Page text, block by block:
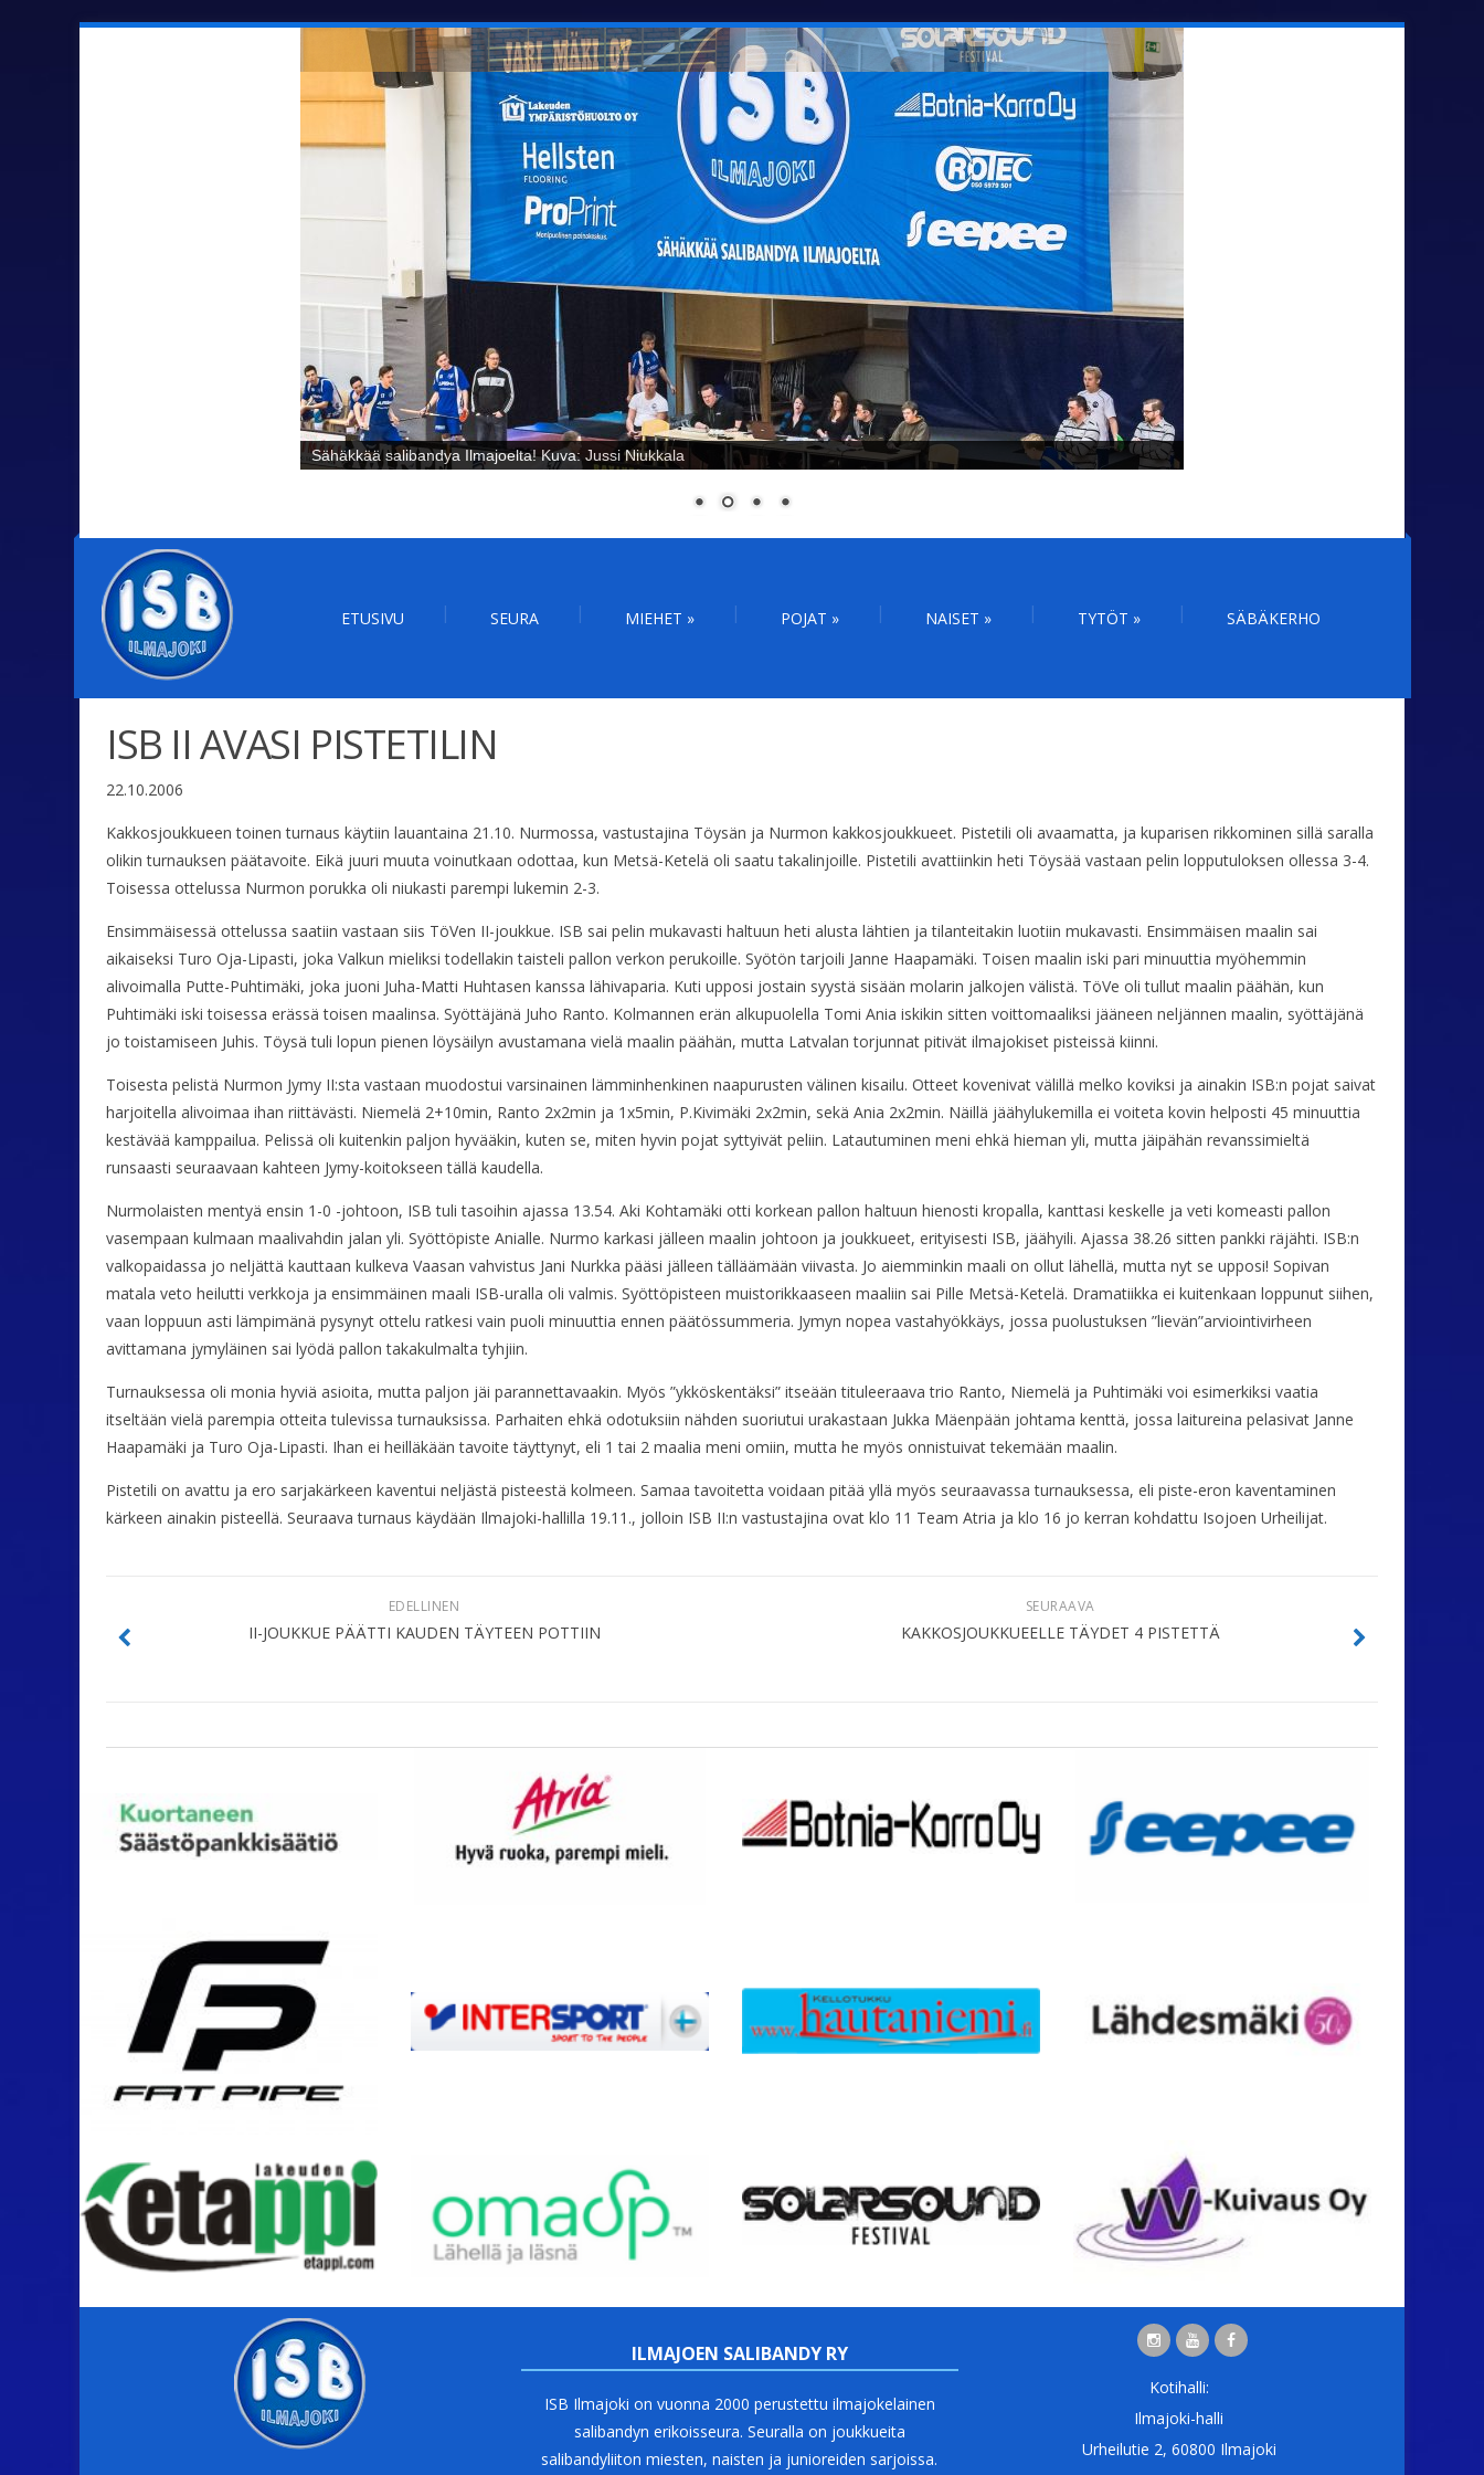
Sähäkkää salibandya Ilmajoelta! Kuva: Jussi Niukkala
ETUSIVU SEURA MIEHET » POJAT » NAISET » TYTÖT » SÄBÄKERHO
ISB II AVASI PISTETILIN
22.10.2006
Kakkosjoukkueen toinen turnaus käytiin lauantaina 21.10. Nurmossa, vastustajina Töysän ja Nurmon kakkosjoukkueet. Pistetili oli avaamatta, ja kuparisen rikkominen sillä saralla
olikin turnauksen päätavoite. Eikä juuri muuta voinutkaan odottaa, kun Metsä-Ketelä oli saatu takalinjoille. Pistetili avattiinkin heti Töysää vastaan pelin lopputuloksen ollessa 3-4.
Toisessa ottelussa Nurmon porukka oli niukasti parempi lukemin 2-3.
Ensimmäisessä ottelussa saatiin vastaan siis TöVen II-joukkue. ISB sai pelin mukavasti haltuun heti alusta lähtien ja tilanteitakin luotiin mukavasti. Ensimmäisen maalin sai
aikaiseksi Turo Oja-Lipasti, joka Valkun mieliksi todellakin taisteli pallon verkon perukoille. Syötön tarjoili Janne Haapamäki. Toisen maalin iski pari minuuttia myöhemmin
alivoimalla Putte-Puhtimäki, joka juoni Juha-Matti Huhtasen kanssa lähivaparia. Kuti upposi jostain syystä sisään molarin jalkojen välistä. TöVe oli tullut maalin päähän, kun
Puhtimäki iski toisessa erässä toisen maalinsa. Syöttäjänä Juho Ranto. Kolmannen erän alkupuolella Tomi Ania iskikin sitten voittomaaliksi jääneen neljännen maalin, syöttäjänä
jo toistamiseen Juhis. Töysä tuli lopun pienen löysäilyn avustamana vielä maalin päähän, mutta Latvalan torjunnat pitivät ilmajokiset pisteissä kiinni.
Toisesta pelistä Nurmon Jymy II:sta vastaan muodostui varsinainen lämminhenkinen naapurusten välinen kisailu. Otteet kovenivat välillä melko koviksi ja ainakin ISB:n pojat saivat
harjoitella alivoimaa ihan riittävästi. Niemelä 2+10min, Ranto 2x2min ja 1x5min, P.Kivimäki 2x2min, sekä Ania 2x2min. Näillä jäähylukemilla ei voiteta kovin helposti 45 minuuttia
kestävää kamppailua. Pelissä oli kuitenkin paljon hyvääkin, kuten se, miten hyvin pojat syttyivät peliin. Latautuminen meni ehkä hieman yli, mutta jäipähän revanssimieltä
runsaasti seuraavaan kahteen Jymy-koitokseen tällä kaudella.
Nurmolaisten mentyä ensin 1-0 -johtoon, ISB tuli tasoihin ajassa 13.54. Aki Kohtamäki otti korkean pallon haltuun hienosti kropalla, kanttasi keskelle ja veti komeasti pallon
vasempaan kulmaan maalivahdin jalan yli. Syöttöpiste Anialle. Nurmo karkasi jälleen maalin johtoon ja joukkueet, erityisesti ISB, jäähyili. Ajassa 38.26 sitten pankki räjähti. ISB:n
valkopaidassa jo neljättä kauttaan kulkeva Vaasan vahvistus Jani Nurkka pääsi jälleen tälläämään viivasta. Jo aiemminkin maali on ollut lähellä, mutta nyt se upposi! Sopivan
matala veto heilutti verkkoja ja ensimmäinen maali ISB-uralla oli valmis. Syöttöpisteen muistorikkaaseen maaliin sai Pille Metsä-Ketelä. Dramatiikka ei kuitenkaan loppunut siihen,
vaan loppuun asti lämpimänä pysynyt ottelu ratkesi vain puoli minuuttia ennen päätössummeria. Jymyn nopea vastahyökkäys, jossa puolustuksen ”lievän”arviointivirheen
avittamana jymyläinen sai lyödä pallon takakulmalta tyhjiin.
Turnauksessa oli monia hyviä asioita, mutta paljon jäi parannettavaakin. Myös ”ykköskentäksi” itseään tituleeraava trio Ranto, Niemelä ja Puhtimäki voi esimerkiksi vaatia
itseltään vielä parempia otteita tulevissa turnauksissa. Parhaiten ehkä odotuksiin nähden suoriutui urakastaan Jukka Mäenpään johtama kenttä, jossa laitureina pelasivat Janne
Haapamäki ja Turo Oja-Lipasti. Ihan ei heilläkään tavoite täyttynyt, eli 1 tai 2 maalia meni omiin, mutta he myös onnistuivat tekemään maalin.
Pistetili on avattu ja ero sarjakärkeen kaventui neljästä pisteestä kolmeen. Samaa tavoitetta voidaan pitää yllä myös seuraavassa turnauksessa, eli piste-eron kaventaminen
kärkeen ainakin pisteellä. Seuraava turnaus käydään Ilmajoki-hallilla 19.11., jolloin ISB II:n vastustajina ovat klo 11 Team Atria ja klo 16 jo kerran kohdattu Isojoen Urheilijat.
SEURAAVA
KAKKOSJOUKKUEELLE TÄYDET 4 PISTETTÄ
EDELLINEN
II-JOUKKUE PÄÄTTI KAUDEN TÄYTEEN POTTIIN
ILMAJOEN SALIBANDY RY
ISB Ilmajoki on vuonna 2000 perustettu ilmajokelainen
salibandyn erikoisseura. Seuralla on joukkueita
salibandyliiton miesten, naisten ja junioreiden sarjoissa.
Kotihalli:
Ilmajoki-halli
Urheilutie 2, 60800 Ilmajoki